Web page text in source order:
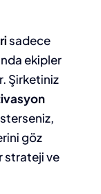
sadece
ekipler
Şirketiniz
göz
strateji ve